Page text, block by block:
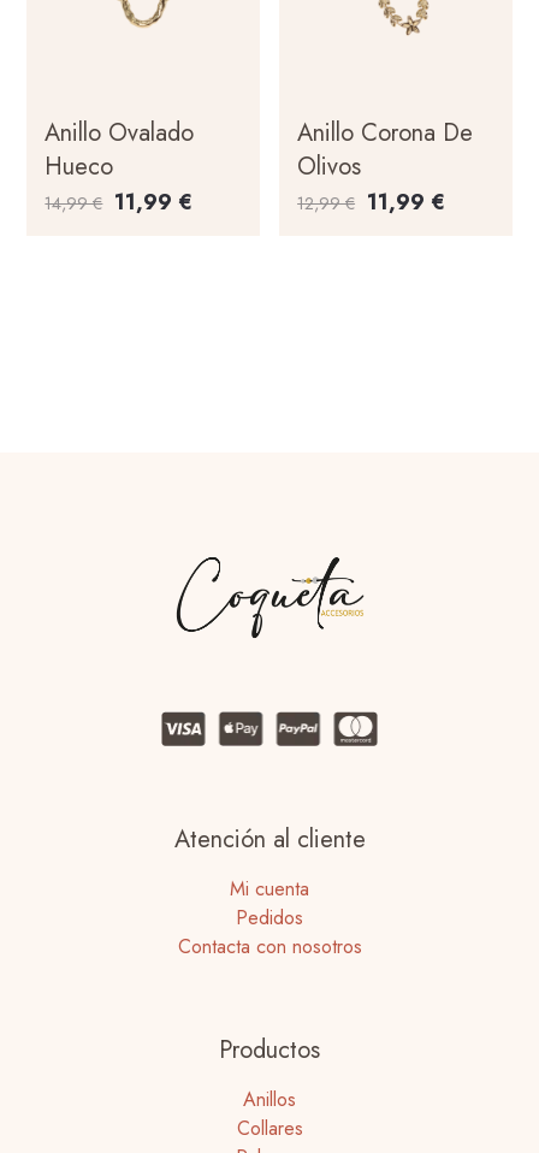
Anillo Ovalado
Hueco
14,99€ 11,99 €
Anillo Corona De
Olivos
12,99€ 11,99 €
Atención al cliente
Mi cuenta
Pedidos
Contacta con nosotros
Productos
Anillos
Collares